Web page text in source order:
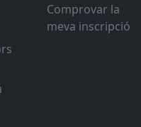
Comprovar la
meva inscripció